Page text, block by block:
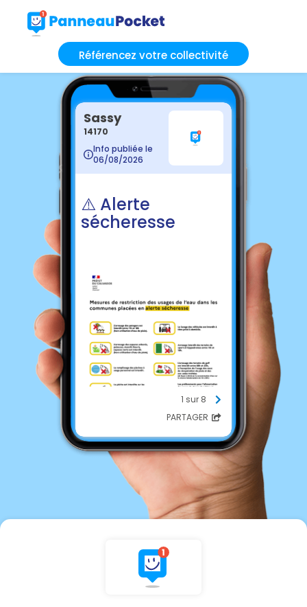
Référencez votre collectivité
Sassy
14170
Info publiée le
06/08/2026
⚠️ Alerte
sécheresse
1 sur 8
PARTAGER